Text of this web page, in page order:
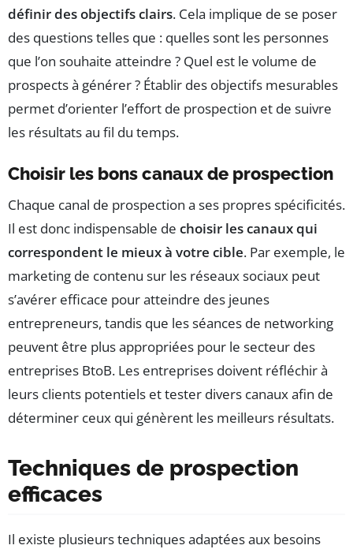
définir des objectifs clairs. Cela implique de se poser
des questions telles que : quelles sont les personnes
que l’on souhaite atteindre ? Quel est le volume de
prospects à générer ? Établir des objectifs mesurables
permet d’orienter l’effort de prospection et de suivre
les résultats au fil du temps.
Choisir les bons canaux de prospection
Chaque canal de prospection a ses propres spécificités.
Il est donc indispensable de choisir les canaux qui
correspondent le mieux à votre cible. Par exemple, le
marketing de contenu sur les réseaux sociaux peut
s’avérer efficace pour atteindre des jeunes
entrepreneurs, tandis que les séances de networking
peuvent être plus appropriées pour le secteur des
entreprises BtoB. Les entreprises doivent réfléchir à
leurs clients potentiels et tester divers canaux afin de
déterminer ceux qui génèrent les meilleurs résultats.
Techniques de prospection
efficaces
Il existe plusieurs techniques adaptées aux besoins